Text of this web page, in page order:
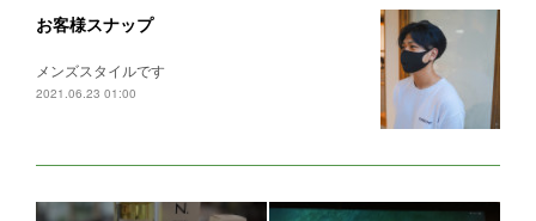
お客様スナップ
メンズスタイルです
2021.06.23 01:00